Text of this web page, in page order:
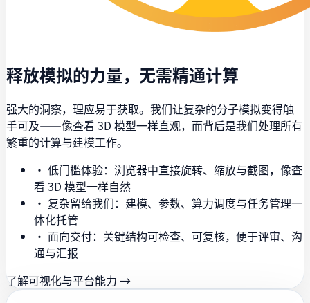
释放模拟的力量，无需精通计算
强大的洞察，理应易于获取。我们让复杂的分子模拟变得触
手可及——像查看 3D 模型一样直观，而背后是我们处理所有
繁重的计算与建模工作。
• 低门槛体验：浏览器中直接旋转、缩放与截图，像查
看 3D 模型一样自然
• 复杂留给我们：建模、参数、算力调度与任务管理一
体化托管
• 面向交付：关键结构可检查、可复核，便于评审、沟
通与汇报
了解可视化与平台能力 →